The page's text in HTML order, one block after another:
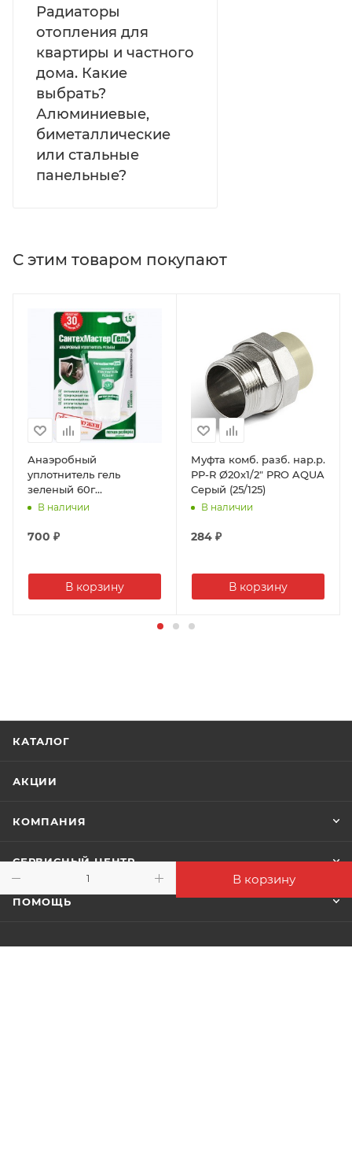
В корзину
Радиаторы
отопления для
квартиры и частного
дома. Какие
выбрать?
Алюминиевые,
биметаллические
или стальные
панельные?
С этим товаром покупают
Анаэробный
уплотнитель гель
зеленый 60г
САНТЕХМАСТЕР (50)
В наличии
700 ₽
В корзину
Муфта комб. разб. нар.р.
PP-R Ø20х1/2" PRO AQUA
Серый (25/125)
В наличии
284 ₽
В корзину
КАТАЛОГ
АКЦИИ
КОМПАНИЯ
СЕРВИСНЫЙ ЦЕНТР
ПОМОЩЬ